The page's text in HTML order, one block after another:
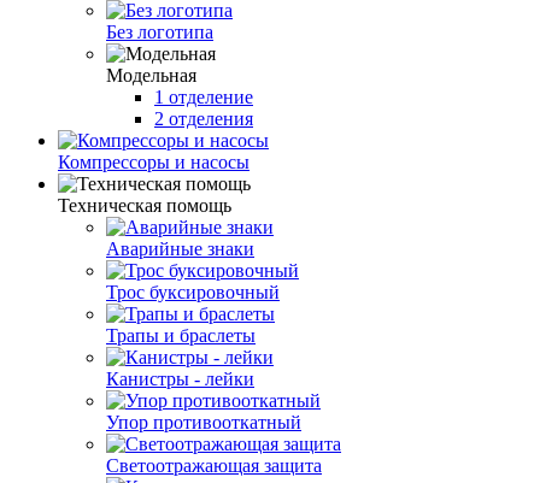
Без логотипа
Модельная
1 отделение
2 отделения
Компрессоры и насосы
Техническая помощь
Аварийные знаки
Трос буксировочный
Трапы и браслеты
Канистры - лейки
Упор противооткатный
Светоотражающая защита